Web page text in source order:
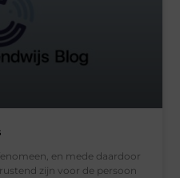
en mede daardoor
zijn voor de persoon